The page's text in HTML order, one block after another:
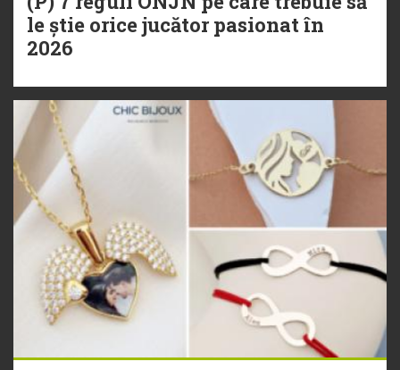
le știe orice jucător pasionat în
2026